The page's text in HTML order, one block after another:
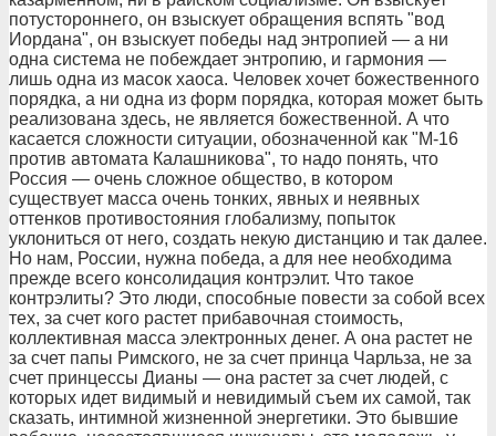
потустороннего, он взыскует обращения вспять "вод
Иордана", он взыскует победы над энтропией — а ни
одна система не побеждает энтропию, и гармония —
лишь одна из масок хаоса. Человек хочет божественного
порядка, а ни одна из форм порядка, которая может быть
реализована здесь, не является божественной. А что
касается сложности ситуации, обозначенной как "М-16
против автомата Калашникова", то надо понять, что
Россия — очень сложное общество, в котором
существует масса очень тонких, явных и неявных
оттенков противостояния глобализму, попыток
уклониться от него, создать некую дистанцию и так далее.
Но нам, России, нужна победа, а для нее необходима
прежде всего консолидация контрэлит. Что такое
контрэлиты? Это люди, способные повести за собой всех
тех, за счет кого растет прибавочная стоимость,
коллективная масса электронных денег. А она растет не
за счет папы Римского, не за счет принца Чарльза, не за
счет принцессы Дианы — она растет за счет людей, с
которых идет видимый и невидимый съем их самой, так
сказать, интимной жизненной энергетики. Это бывшие